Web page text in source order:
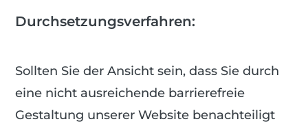
Durchsetzungsverfahren:
Sollten Sie der Ansicht sein, dass Sie durch
eine nicht ausreichende barrierefreie
Gestaltung unserer Website benachteiligt